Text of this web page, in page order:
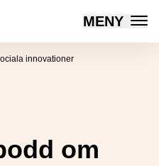
MENY
innovationer
om